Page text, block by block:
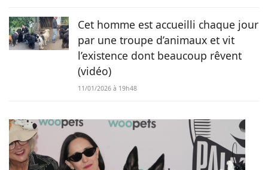
Cet homme est accueilli chaque jour
par une troupe d’animaux et vit
l’existence dont beaucoup rêvent
(vidéo)
11/01/2026 à 19h48